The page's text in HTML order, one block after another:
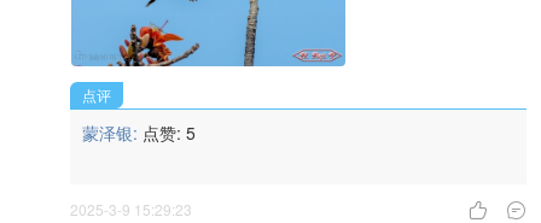
点评
蒙泽银: 点赞: 5
 
2025-3-9 15:29:23